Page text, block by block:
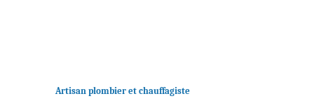
Artisan plombier et chauffagiste